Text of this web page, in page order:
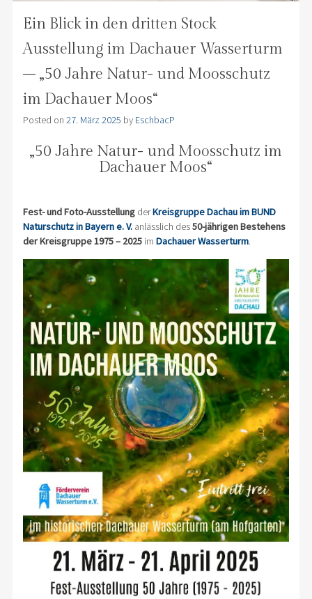
Ein Blick in den dritten Stock
Ausstellung im Dachauer Wasserturm
– „50 Jahre Natur- und Moosschutz
im Dachauer Moos“
Posted on 27. März 2025 by EschbacP
„50 Jahre Natur- und Moosschutz im
Dachauer Moos“
Fest- und Foto-AusstellungderKreisgruppe Dachau im BUND
Naturschutz in Bayern e. V.anlässlich des50-jährigen Bestehens
der Kreisgruppe 1975 – 2025im Dachauer Wasserturm.